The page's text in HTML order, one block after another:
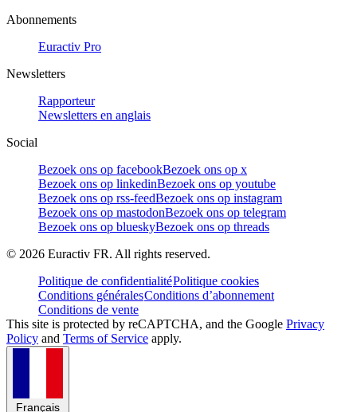
Abonnements
Euractiv Pro
Newsletters
Rapporteur
Newsletters en anglais
Social
Bezoek ons op facebookBezoek ons op x
Bezoek ons op linkedinBezoek ons op youtube
Bezoek ons op rss-feedBezoek ons op instagram
Bezoek ons op mastodonBezoek ons op telegram
Bezoek ons op blueskyBezoek ons op threads
© 2026 Euractiv FR. All rights reserved.
Politique de confidentialitéPolitique cookies
Conditions généralesConditions d’abonnement
Conditions de vente
This site is protected by reCAPTCHA, and the Google Privacy
Policy and Terms of Service apply.
Français